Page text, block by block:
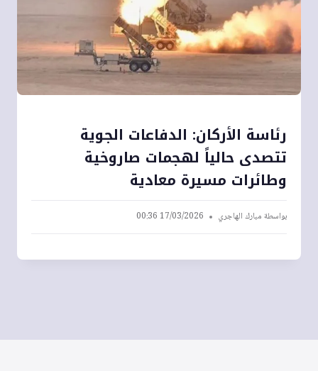
رئاسة الأركان: الدفاعات الجوية
تتصدى حالياً لهجمات صاروخية
وطائرات مسيرة معادية
بواسطةمبارك الهاجري 17/03/2026 00:36